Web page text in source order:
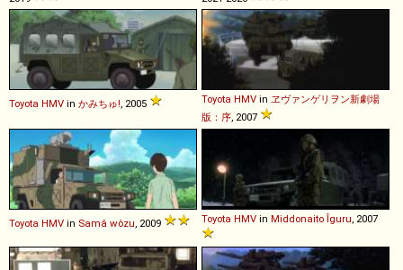
Toyota HMV in かみちゅ! , 2005 Toyota HMV in ヱヴァンゲリヲン新劇場
版：序 , 2007
Toyota HMV in Samâ wôzu , 2009 Toyota HMV in Middonaito Îguru , 2007